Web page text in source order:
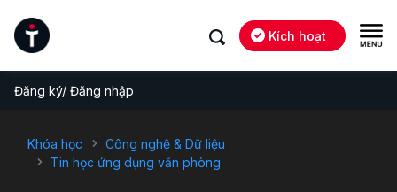
Kích hoạt
Đăng ký/ Đăng nhập
Khóa học
Công nghệ & Dữ liệu
Tin học ứng dụng văn phòng